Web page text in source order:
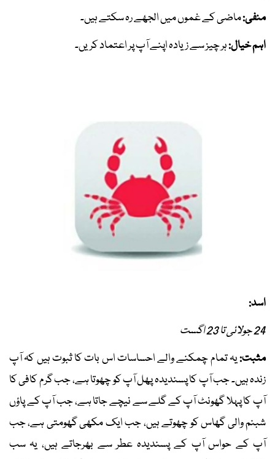
منفی:ماضی کے غموں میں الجھے رہ سکتے ہیں۔
اہم خیال:ہر چیز سے زیادہ اپنے آپ پر اعتماد کریں۔
اسد:
24 جولائی تا 23 اگست
مثبت:یہ تمام چمکنے والے احساسات اس بات کا ثبوت ہیں کہ آپ
زندہ ہیں۔ جب آپ کا پسندیدہ پھل آپ کو چھوتا ہے، جب گرم کافی کا
آپ کا پہلا گھونٹ آپ کے گلے سے نیچے جاتا ہے، جب آپ کے پاؤں
شبنم والی گھاس کو چھوتے ہیں، جب ایک مکھی گھومتی ہے، جب
آپ کے حواس آپ کے پسندیدہ عطر سے بھرجاتے ہیں، یہ سب